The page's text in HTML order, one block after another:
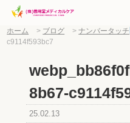
ホーム > ブログ >ナンバータッチ
c9114f593bc7
8b67-
25.02.13